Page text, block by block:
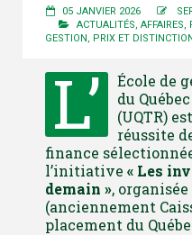
05 JANVIER 2026
ACTUALITÉS AFFAIRES
GESTION
PRIX ET
L’
École de
du
(UQTR)
réussite
finance
l’initiative « Les
demain »,
(anciennement
placement du